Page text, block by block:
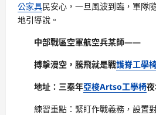
公家具民安心，一旦風波到臨，軍隊
地引導說。
中部戰區空軍航空兵某師——
搏擊漫空，騰飛就是戰護脊工學
地址：三秦年亞梭Artso工學椅
練習重點：緊盯作戰義務，設置